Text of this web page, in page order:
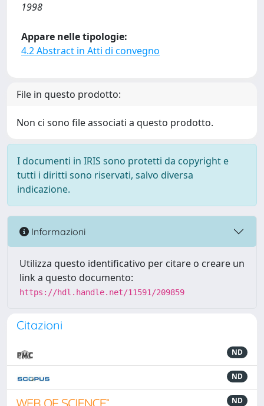
1998
Appare nelle tipologie:
4.2 Abstract in Atti di convegno
File in questo prodotto:
Non ci sono file associati a questo prodotto.
I documenti in IRIS sono protetti da copyright e
tutti i diritti sono riservati, salvo diversa
indicazione.
Informazioni
Utilizza questo identificativo per citare o creare un
link a questo documento:
https://hdl.handle.net/11591/209859
Citazioni
ND
ND
ND